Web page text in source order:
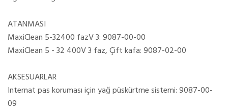
ATANMASI
MaxiClean 5-32400 fazV 3: 9087-00-00
MaxiClean 5 - 32 400V 3 faz, Çift kafa: 9087-02-00
AKSESUARLAR
Internat pas koruması için yağ püskürtme sistemi: 9087-00-
09